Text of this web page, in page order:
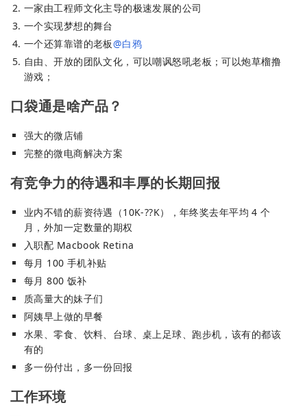
一家由工程师文化主导的极速发展的公司
一个实现梦想的舞台
一个还算靠谱的老板@白鸦
自由、开放的团队文化，可以嘲讽怒吼老板；可以炮草榴撸
游戏；
口袋通是啥产品？
强大的微店铺
完整的微电商解决方案
有竞争力的待遇和丰厚的长期回报
业内不错的薪资待遇（10K-??K），年终奖去年平均 4 个
月，外加一定数量的期权
入职配 Macbook Retina
每月 100 手机补贴
每月 800 饭补
质高量大的妹子们
阿姨早上做的早餐
水果、零食、饮料、台球、桌上足球、跑步机，该有的都该
有的
多一份付出，多一份回报
工作环境